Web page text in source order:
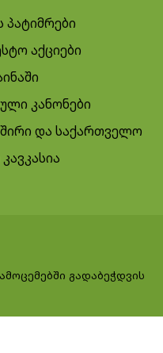
პატიმრები
აქციები
კანონები
და საქართველო
გადაბეჭდვის